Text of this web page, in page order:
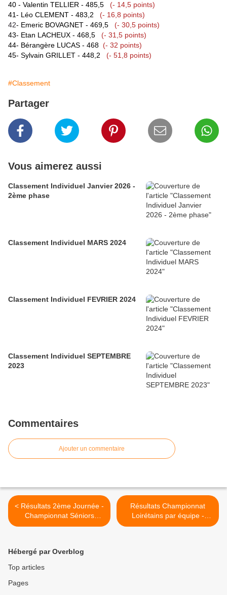
40 - Valentin TELLIER - 485,5
(- 14,5 points)
41- Léo CLEMENT - 483,2 (- 16,8 points)
42- Emeric BOVAGNET - 469,5 (- 30,5 points)
43- Etan LACHEUX - 468,5 (- 31,5 points)
44- Bérangère LUCAS - 468 (- 32 points)
45- Sylvain GRILLET - 448,2 (- 51,8 points)
#Classement
Partager
Vous aimerez aussi
Classement Individuel Janvier 2026 -
2ème phase
Classement Individuel MARS 2024
Classement Individuel FEVRIER 2024
Classement Individuel SEPTEMBRE
2023
Commentaires
Ajouter un commentaire
< Résultats 2ème Journée -
Championnat Séniors
Phase 2 suite...
Résultats Championnat
Loirétains par équipe -
Journée 2 retour >
Hébergé par Overblog
Top articles
Pages